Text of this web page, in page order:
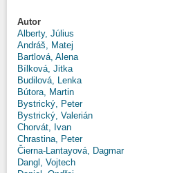
Autor
Alberty, Július
Andráš, Matej
Bartlová, Alena
Bílková, Jitka
Budilová, Lenka
Bútora, Martin
Bystrický, Peter
Bystrický, Valerián
Chorvát, Ivan
Chrastina, Peter
Čierna-Lantayová, Dagmar
Dangl, Vojtech